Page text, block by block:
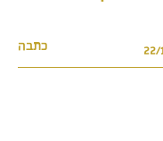
כתבה